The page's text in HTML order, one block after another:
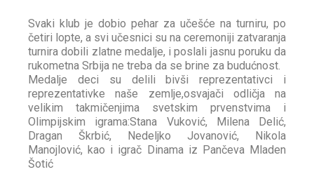
Svaki klub je dobio pehar za učešće na turniru, po
četiri lopte, a svi učesnici su na ceremoniji zatvaranja
turnira dobili zlatne medalje, i poslali jasnu poruku da
rukometna Srbija ne treba da se brine za budućnost.
Medalje deci su delili bivši reprezentativci i
reprezentativke naše zemlje,osvajači odličja na
velikim takmičenjima svetskim prvenstvima i
Olimpijskim igrama:Stana Vuković, Milena Delić,
Dragan Škrbić, Nedeljko Jovanović, Nikola
Manojlović, kao i igrač Dinama iz Pančeva Mladen
Šotić